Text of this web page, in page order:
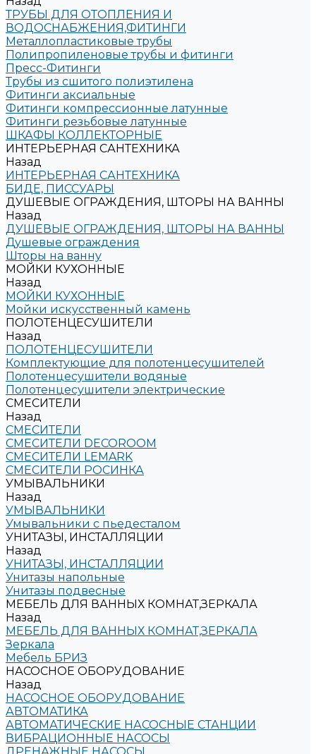
ТРУБЫ ДЛЯ ОТОПЛЕНИЯ И
ВОДОСНАБЖЕНИЯ,ФИТИНГИ
Металлопластиковые трубы
Полипропиленовые трубы и фитинги
Пресс-Фитинги
Трубы из сшитого полиэтилена
Фитинги аксиальные
Фитинги компрессионные латунные
Фитинги резьбовые латунные
ШКАФЫ КОЛЛЕКТОРНЫЕ
ИНТЕРЬЕРНАЯ САНТЕХНИКА
Назад
ИНТЕРЬЕРНАЯ САНТЕХНИКА
БИДЕ, ПИССУАРЫ
ДУШЕВЫЕ ОГРАЖДЕНИЯ, ШТОРЫ НА ВАННЫ
Назад
ДУШЕВЫЕ ОГРАЖДЕНИЯ, ШТОРЫ НА ВАННЫ
Душевые ограждения
Шторы на ванну
МОЙКИ КУХОННЫЕ
Назад
МОЙКИ КУХОННЫЕ
Мойки искусственный камень
ПОЛОТЕНЦЕСУШИТЕЛИ
Назад
ПОЛОТЕНЦЕСУШИТЕЛИ
Комплектующие для полотенцесушителей
Полотенцесушители водяные
Полотенцесушители электрические
СМЕСИТЕЛИ
Назад
СМЕСИТЕЛИ
СМЕСИТЕЛИ DECOROOM
СМЕСИТЕЛИ LEMARK
СМЕСИТЕЛИ РОСИНКА
УМЫВАЛЬНИКИ
Назад
УМЫВАЛЬНИКИ
Умывальники с пьедесталом
УНИТАЗЫ, ИНСТАЛЛЯЦИИ
Назад
УНИТАЗЫ, ИНСТАЛЛЯЦИИ
Унитазы напольные
Унитазы подвесные
МЕБЕЛЬ ДЛЯ ВАННЫХ КОМНАТ,ЗЕРКАЛА
Назад
МЕБЕЛЬ ДЛЯ ВАННЫХ КОМНАТ,ЗЕРКАЛА
Зеркала
Мебель БРИЗ
НАСОСНОЕ ОБОРУДОВАНИЕ
Назад
НАСОСНОЕ ОБОРУДОВАНИЕ
АВТОМАТИКА
АВТОМАТИЧЕСКИЕ НАСОСНЫЕ СТАНЦИИ
ВИБРАЦИОННЫЕ НАСОСЫ